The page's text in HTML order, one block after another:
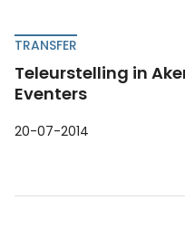
TRANSFER
Teleurstelling in
Eventers
20-07-2014